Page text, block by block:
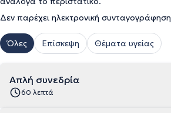
Δεν παρέχει ηλεκτρονική συνταγογράφηση
Όλες Επίσκεψη Θέματα υγείας
Απλή συνεδρία
60 λεπτά